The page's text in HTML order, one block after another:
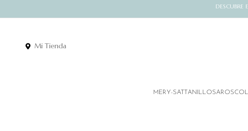
DESCUBRE
Mi Tienda
MERY-SATTANILLOSAROS